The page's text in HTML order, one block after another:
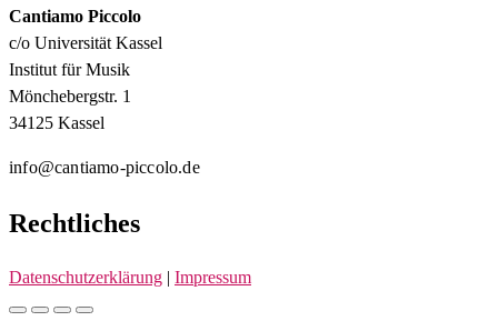
Cantiamo Piccolo
c/o Universität Kassel
Institut für Musik
Mönchebergstr. 1
34125 Kassel
info@cantiamo-piccolo.de
Rechtliches
Datenschutzerklärung Impressum